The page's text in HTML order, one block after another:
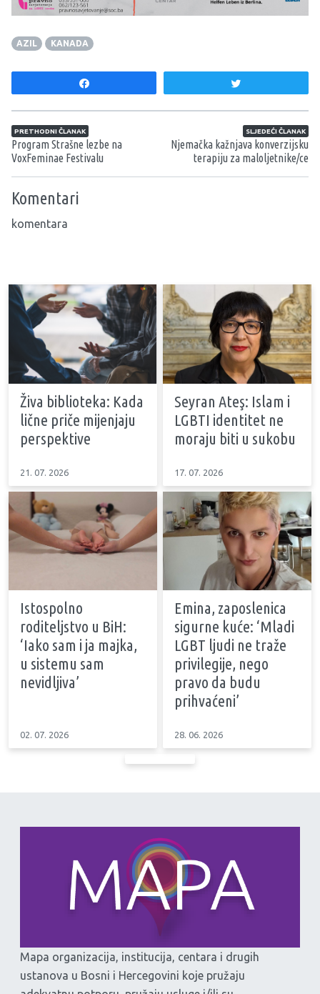
AZIL KANADA
Navigacija članaka
PRETHODNI ČLANAK
Program Strašne lezbe na
VoxFeminae Festivalu
SLJEDEĆI ČLANAK
Njemačka kažnjava konverzijsku
terapiju za maloljetnike/ce
Komentari
komentara
Živa biblioteka: Kada
lične priče mijenjaju
perspektive
21. 07. 2026
Seyran Ateş: Islam i
LGBTI identitet ne
moraju biti u sukobu
17. 07. 2026
Istospolno
roditeljstvo u BiH:
‘Iako sam i ja majka,
u sistemu sam
nevidljiva’
02. 07. 2026
Emina, zaposlenica
sigurne kuće: ‘Mladi
LGBT ljudi ne traže
privilegije, nego
pravo da budu
prihvaćeni’
28. 06. 2026
Mapa organizacija, institucija, centara i drugih
ustanova u Bosni i Hercegovini koje pružaju